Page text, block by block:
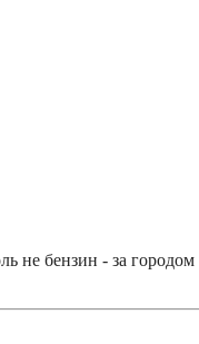
не бензин - за городом